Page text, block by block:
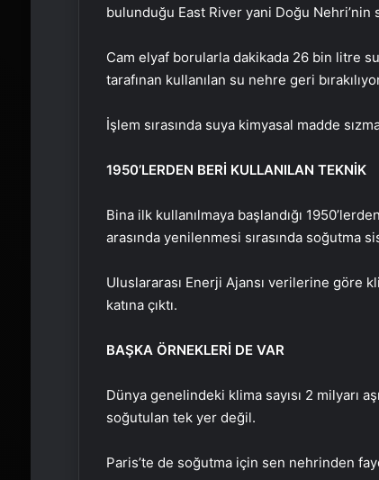
bulunduğu East River yani Doğu Nehri’nin
Cam elyaf borularla dakikada 26 bin litre
tarafınan kullanılan su nehre geri
İşlem sırasında suya kimyasal madde
1950’LERDEN BERİ KULLANILAN TEKNİK
Bina ilk kullanılmaya başlandığı
arasında yenilenmesi sırasında soğutma
Uluslararası Enerji Ajansı verilerine göre
katına çıktı.
BAŞKA ÖRNEKLERİ DE VAR
Dünya genelindeki klima sayısı 2 milyarı
soğutulan tek yer değil.
Paris’te de soğutma için sen nehrinden